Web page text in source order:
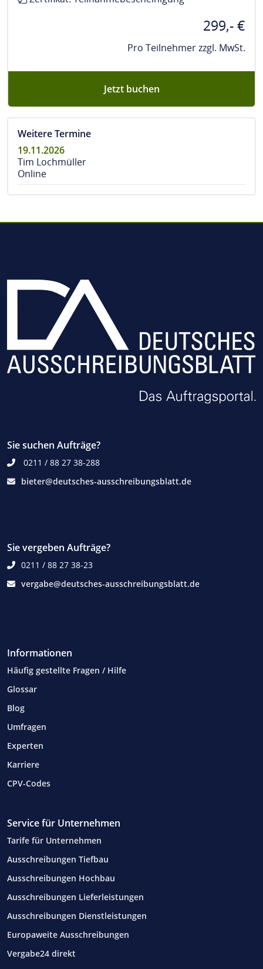
299,- €
Pro Teilnehmer zzgl. MwSt.
Jetzt buchen
Weitere Termine
19.11.2026
Tim Lochmüller
Online
Sie suchen Aufträge?
0211 / 88 27 38-288
bieter@deutsches-ausschreibungsblatt.de
Sie vergeben Aufträge?
0211 / 88 27 38-23
vergabe@deutsches-ausschreibungsblatt.de
Informationen
Häufig gestellte Fragen / Hilfe
Glossar
Blog
Umfragen
Experten
Karriere
CPV-Codes
Service für Unternehmen
Tarife für Unternehmen
Ausschreibungen Tiefbau
Ausschreibungen Hochbau
Ausschreibungen Lieferleistungen
Ausschreibungen Dienstleistungen
Europaweite Ausschreibungen
Vergabe24 direkt